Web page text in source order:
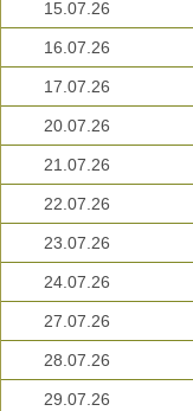
15.07.26
16.07.26
17.07.26
20.07.26
21.07.26
22.07.26
23.07.26
24.07.26
27.07.26
28.07.26
29.07.26